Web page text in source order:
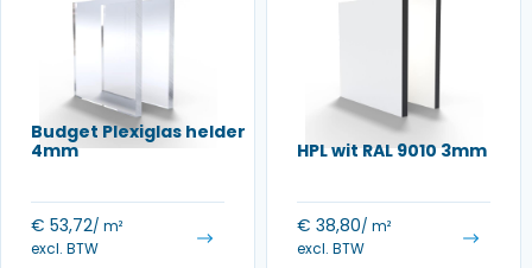
Budget Plexiglas helder
4mm
€ 53,72/ m²
excl. BTW
HPL wit RAL 9010 3mm
€ 38,80/ m²
excl. BTW